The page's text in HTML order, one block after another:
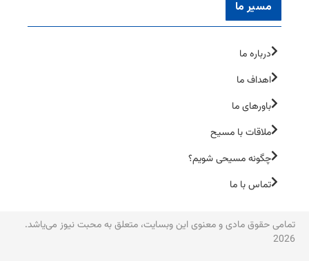
مسیر ما
درباره ما
اهداف ما
باورهای ما
ملاقات با مسیح
چگونه مسیحی شویم؟
تماس با ما
تمامی حقوق مادی و معنوی این وبسایت، متعلق به محبت نیوز می‌یاشد.
2026